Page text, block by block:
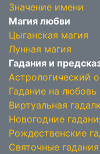
Значение имени
Магия любви
Цыганская магия
Лунная магия
Гадания и
Астрологический
Гадание на любовь
Виртуальная
Новогодние
Рождественские
Святочные гадания